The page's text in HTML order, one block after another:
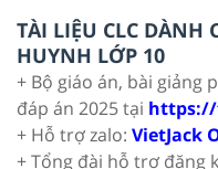
TÀI LIỆU CLC DÀNH
HUYNH LỚP 10
+ Bộ giáo án, bài giảng
đáp án 2025 tại
+ Hỗ trợ zalo: VietJack
+ Tổng đài hỗ trợ đăng